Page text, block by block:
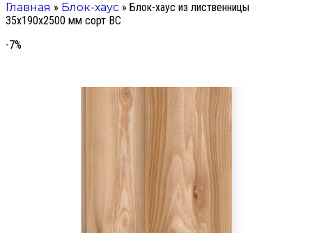
Главная » Блок-хаус » Блок-хаус из лиственницы
35х190х2500 мм сорт ВС
-7%